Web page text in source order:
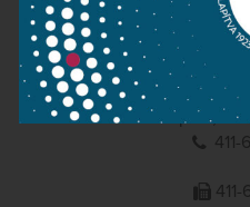
1095 Budapest,